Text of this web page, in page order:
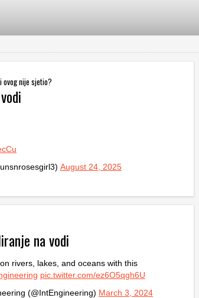
ovog nije sjetio?
August 24, 2025
na vodi
rivers, lakes, and oceans with this
pic.twitter.com/ez6O5qgh6U
(@IntEngineering) March 3, 2024